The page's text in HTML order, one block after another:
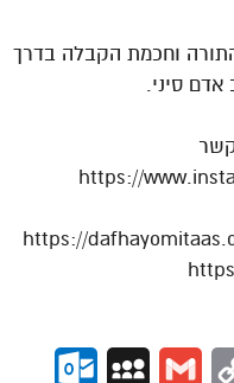
וחכמת הקבלה בדרך
סיני.
קשר
https://
Copy
Gmail
MySpace